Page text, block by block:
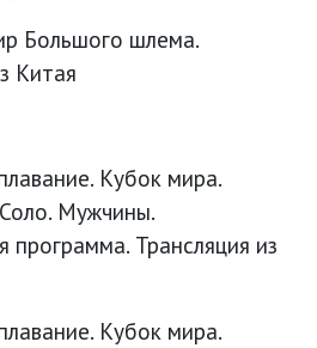
Большого шлема.
Китая
Кубок мира.
Мужчины.
программа. Трансляция из
Кубок мира.